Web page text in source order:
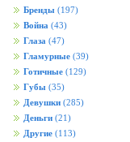
Бренды (197)
Война (43)
Глаза (47)
Гламурные (39)
Готичные (129)
Губы (35)
Девушки (285)
Деньги (21)
Другие (113)